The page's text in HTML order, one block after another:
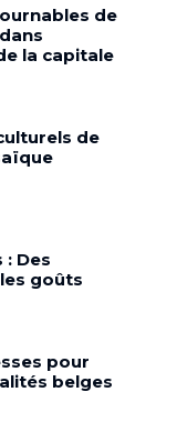
de
la capitale
de
: Des
goûts
pour
belges